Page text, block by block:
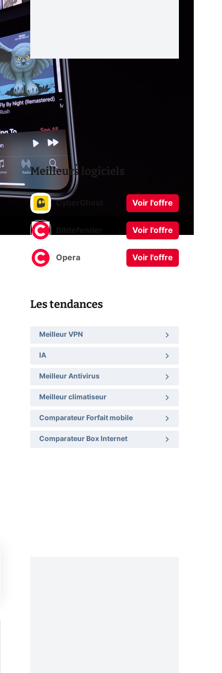
Meilleurs logiciels
Voir l'offre
Voir l'offre
Opera Voir l'offre
Les tendances
Meilleur VPN
IA
Meilleur Antivirus
Meilleur climatiseur
Comparateur Forfait mobile
Comparateur Box Internet